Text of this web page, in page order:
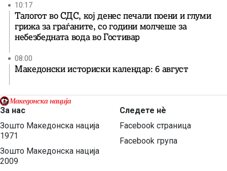
10:17
Талогот во СДС, кој денес печали поени и глуми
грижа за граѓаните, со години молчеше за
небезбедната вода во Гостивар
08:00
Македонски историски календар: 6 август
За нас
Зошто Македонска нација
1971
Зошто Македонска нација
2009
Следете нѐ
Facebook страница
Facebook група